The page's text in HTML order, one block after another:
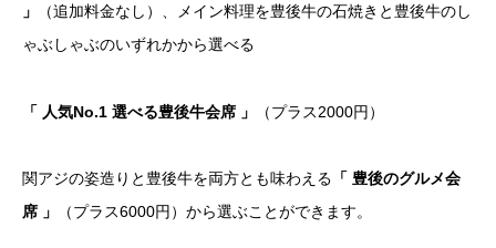
」
（追加料金なし）、メイン料理を豊後牛の石焼きと豊後牛のし
ゃぶしゃぶのいずれかから選べる
「 人気No.1 選べる豊後牛会席 」 （プラス2000円）
関アジの姿造りと豊後牛を両方とも味わえる 「 豊後のグルメ会
席 」
（プラス6000円）から選ぶことができます。